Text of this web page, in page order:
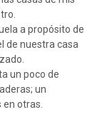
a propósito de
de nuestra casa
un poco de
un
en otras.